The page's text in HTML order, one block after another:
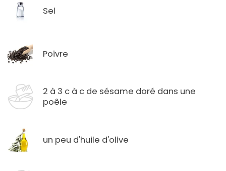
Sel
Poivre
2 à 3 c à c de sésame doré dans une
poêle
un peu d'huile d'olive